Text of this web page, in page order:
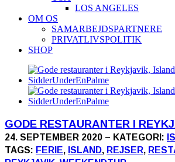
LOS ANGELES
OM OS
SAMARBEJDSPARTNERE
PRIVATLIVSPOLITIK
SHOP
GODE RESTAURANTER I
24. SEPTEMBER 2020 – KATEGORI:
TAGS: FERIE, ISLAND, REJSER,